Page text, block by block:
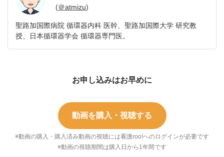
(＠atmizu)
聖路加国際病院 循環器内科 医幹、聖路加国際大学 研究教
授、日本循環器学会 循環器専門医。
お申し込みはお早めに
動画を購入・視聴する
※動画の購入・購入済み動画の視聴には看護roo!へのログインが必要です
※動画の視聴期間は購入日から1年間です